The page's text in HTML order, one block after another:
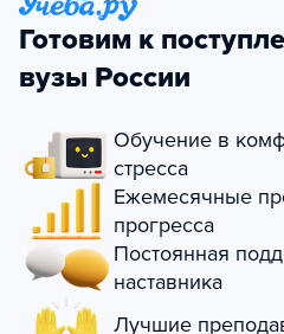
Готовим к
вузы России
Обучение в
стресса
Ежемесячные
прогресса
Постоянная
наставника
Лучшие